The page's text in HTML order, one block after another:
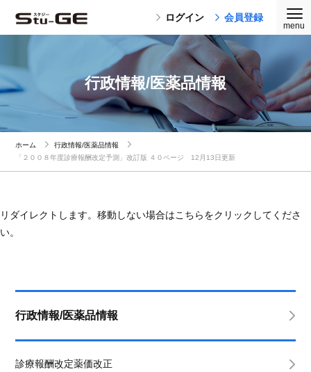
ログイン 会員登録
行政情報/医薬品情報
ホーム
行政情報/医薬品情報
「２００８年度診療報酬改定予測」改訂版 ４０ページ 12月13日更新
リダイレクトします。移動しない場合はこちらをクリックしてくださ
い。
行政情報/医薬品情報
診療報酬改定薬価改正